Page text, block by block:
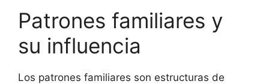
Patrones familiares y
su influencia
Los patrones familiares son estructuras de